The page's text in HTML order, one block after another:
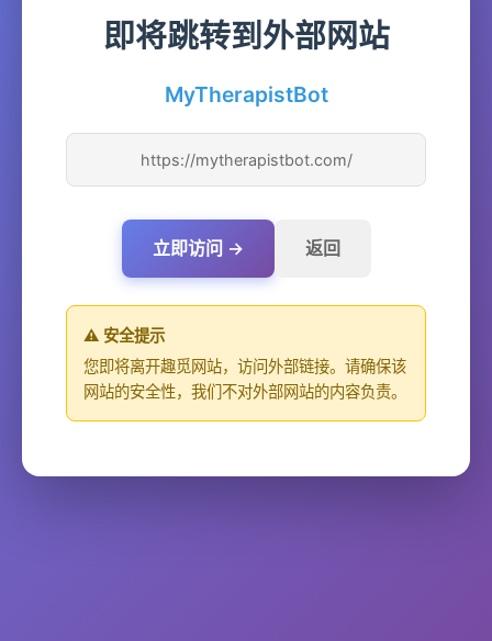
即将跳转到外部网站
MyTherapistBot
https://mytherapistbot.com/
立即访问 → 返回
⚠️ 安全提示
您即将离开趣觅网站，访问外部链接。请确保该
网站的安全性，我们不对外部网站的内容负责。